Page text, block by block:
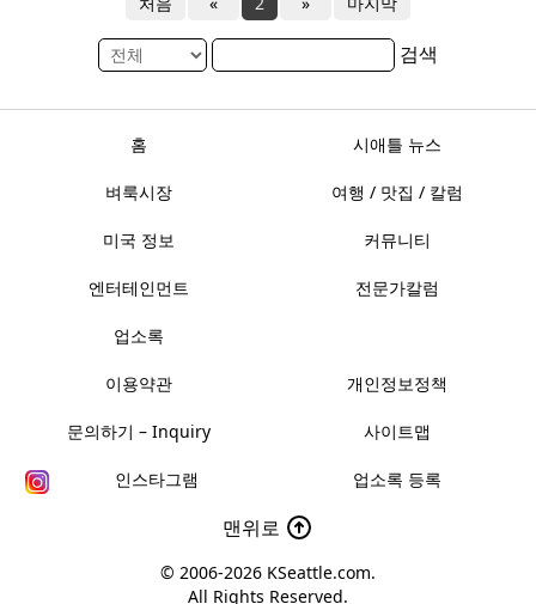
검색
홈 시애틀 뉴스
벼룩시장 여행 / 맛집 / 칼럼
미국 정보 커뮤니티
엔터테인먼트 전문가칼럼
업소록
이용약관 개인정보정책
문의하기 – Inquiry 사이트맵
인스타그램 업소록 등록
맨위로
© 2006-2026 KSeattle.com.
All Rights Reserved.